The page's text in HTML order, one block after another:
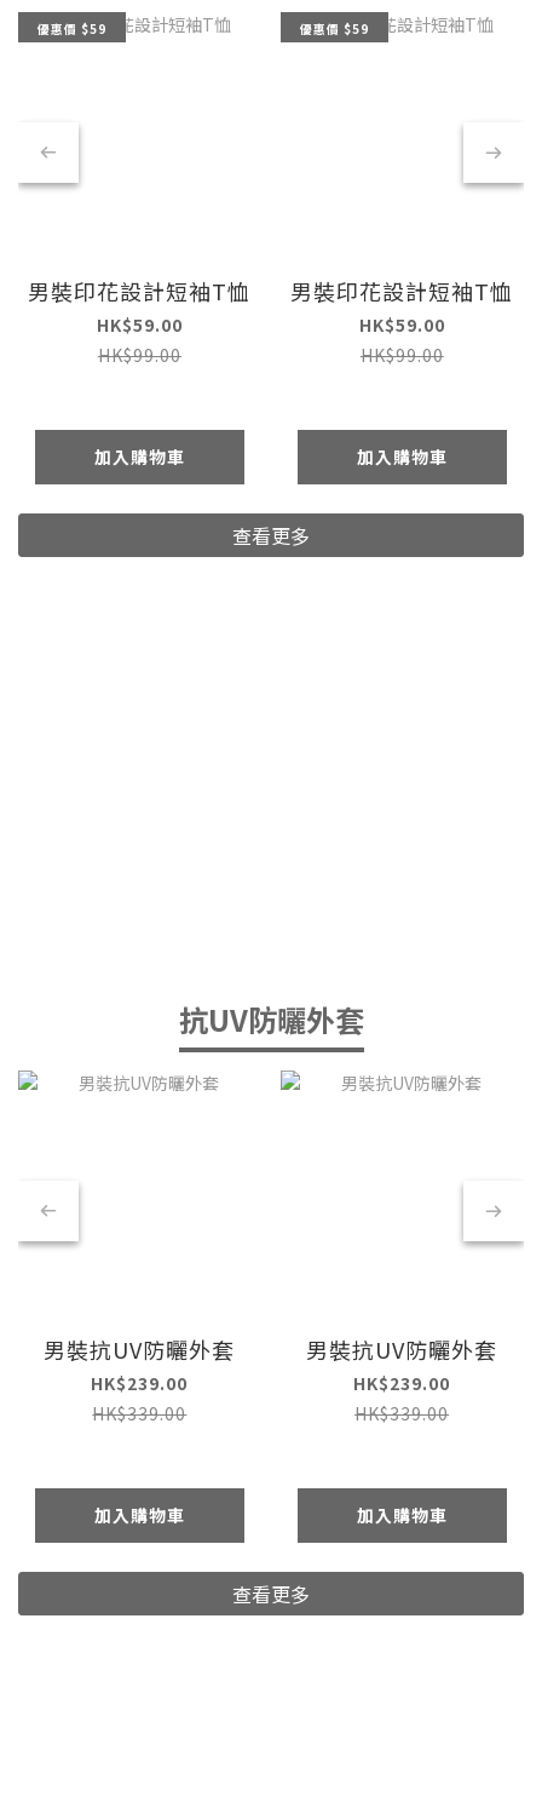
優惠價 $59
男裝印花設計短袖T恤
HK$59.00
HK$99.00
加入購物車
優惠價 $59
男裝印花設計短袖T恤
HK$59.00
HK$99.00
加入購物車
查看更多
抗UV防曬外套
男裝抗UV防曬外套
HK$239.00
HK$339.00
加入購物車
男裝抗UV防曬外套
HK$239.00
HK$339.00
加入購物車
查看更多